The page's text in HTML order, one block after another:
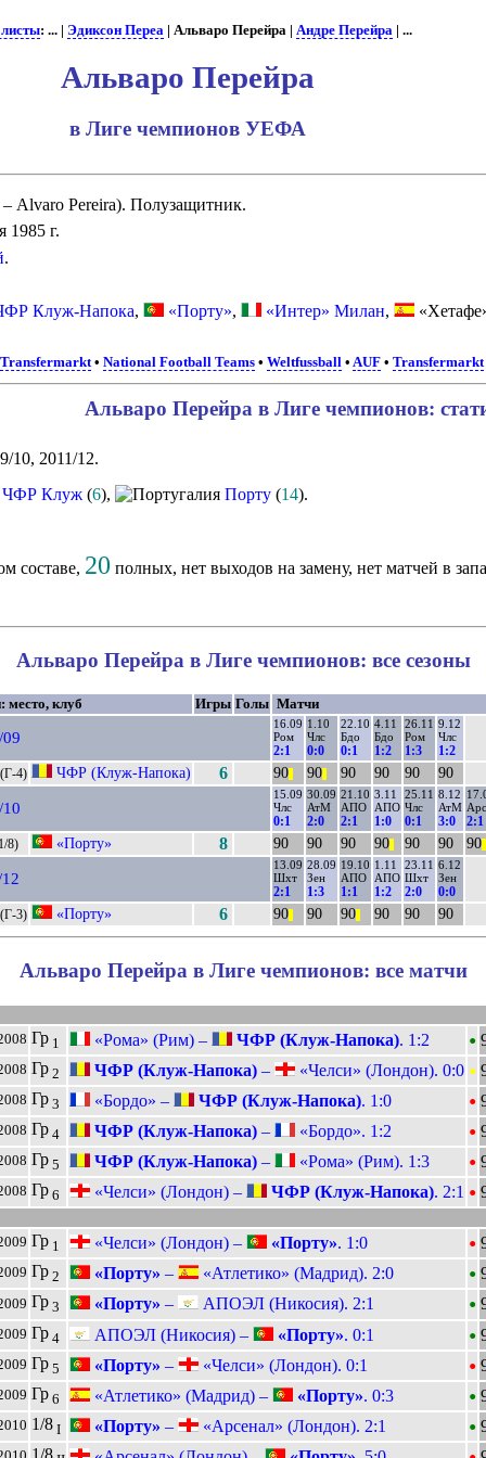
: ... | Эдиксон Переа | Альваро Перейра |Андре Перейра | ...
Альваро Перейра
в Лиге чемпионов УЕФА
Alvaro Pereira). Полузащитник.
1985 г.
.
Клуж-Напока, «Порту», «Интер» Милан,
Transfermarkt•National Football Teams •Weltfussball •AUF •Transfermarkt
Альваро Перейра в Лиге чемпионов:
10, 2011/12.
ЧФР Клуж(6), Порту(14).
составе, 20 полных, нет выходов на замену, нет матчей в
Альваро Перейра в Лиге чемпионов: все сезоны
место, клуб Игры Голы Матчи
16.09
Ром
2:1
1.10
Члс
0:0
22.10
Бдо
0:1
4.11
Бдо
1:2
26.11
Ром
1:3
9.12
Члс
1:2
4) ЧФР (Клуж-Напока) 6 90|| 90|| 90 90 90 90
15.09
Члс
0:1
30.09
АтМ
2:0
21.10
АПО
2:1
3.11
АПО
1:0
25.11
Члс
0:1
8.12
АтМ
3:0
Арс
2:1
8) «Порту» 8 90 90 90 90|| 90 90 90||
13.09
Шхт
2:1
28.09
Зен
1:3
19.10
АПО
1:1
1.11
АПО
1:2
23.11
Шхт
2:0
6.12
Зен
0:0
3) «Порту» 6 90|| 90 90|| 90 90 90
Альваро Перейра в Лиге чемпионов: все матчи
Гр1 «Рома» (Рим) – ЧФР (Клуж-Напока). 1:2 •
Гр2 ЧФР (Клуж-Напока)– «Челси» (Лондон). 0:0 •
Гр3 «Бордо» – ЧФР (Клуж-Напока). 1:0 •
Гр4 ЧФР (Клуж-Напока)– «Бордо». 1:2 •
Гр5 ЧФР (Клуж-Напока)– «Рома» (Рим). 1:3 •
Гр6 «Челси» (Лондон) – ЧФР (Клуж-Напока). 2:1 •
Гр1 «Челси» (Лондон) – «Порту». 1:0 •
Гр2 «Порту» – «Атлетико» (Мадрид). 2:0 •
Гр3 «Порту» – АПОЭЛ (Никосия). 2:1 •
Гр4 АПОЭЛ (Никосия) – «Порту». 0:1 •
Гр5 «Порту» – «Челси» (Лондон). 0:1 •
Гр6 «Атлетико» (Мадрид) – «Порту». 0:3 •
1/8I «Порту» – «Арсенал» (Лондон). 2:1 •
1/8